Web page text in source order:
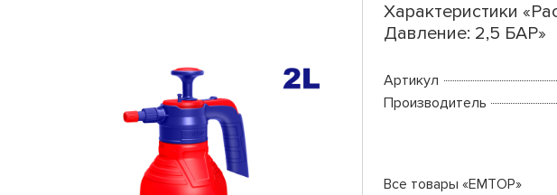
Характеристики
Давление: 2,5 БАР»
Артикул
Производитель
Все товары «EMTOP»